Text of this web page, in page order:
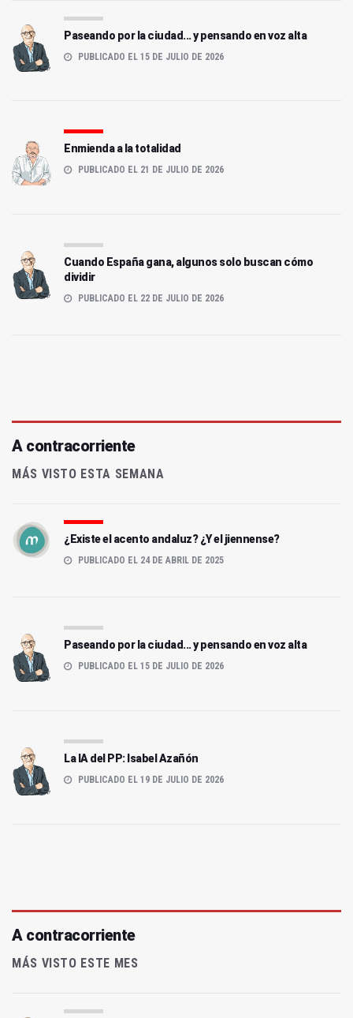
Paseando por la ciudad... y pensando en voz alta
PUBLICADO EL 15 DE JULIO DE 2026
Enmienda a la totalidad
PUBLICADO EL 21 DE JULIO DE 2026
Cuando España gana, algunos solo buscan cómo
dividir
PUBLICADO EL 22 DE JULIO DE 2026
A contracorriente
MÁS VISTO ESTA SEMANA
¿Existe el acento andaluz? ¿Y el jiennense?
PUBLICADO EL 24 DE ABRIL DE 2025
Paseando por la ciudad... y pensando en voz alta
PUBLICADO EL 15 DE JULIO DE 2026
La IA del PP: Isabel Azañón
PUBLICADO EL 19 DE JULIO DE 2026
A contracorriente
MÁS VISTO ESTE MES